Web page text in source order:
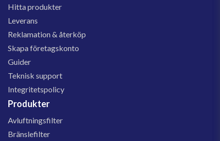
Hitta produkter
Leverans
Reklamation & återköp
Skapa företagskonto
Guider
Teknisk support
Integritetspolicy
Produkter
Avluftningsfilter
Bränslefilter